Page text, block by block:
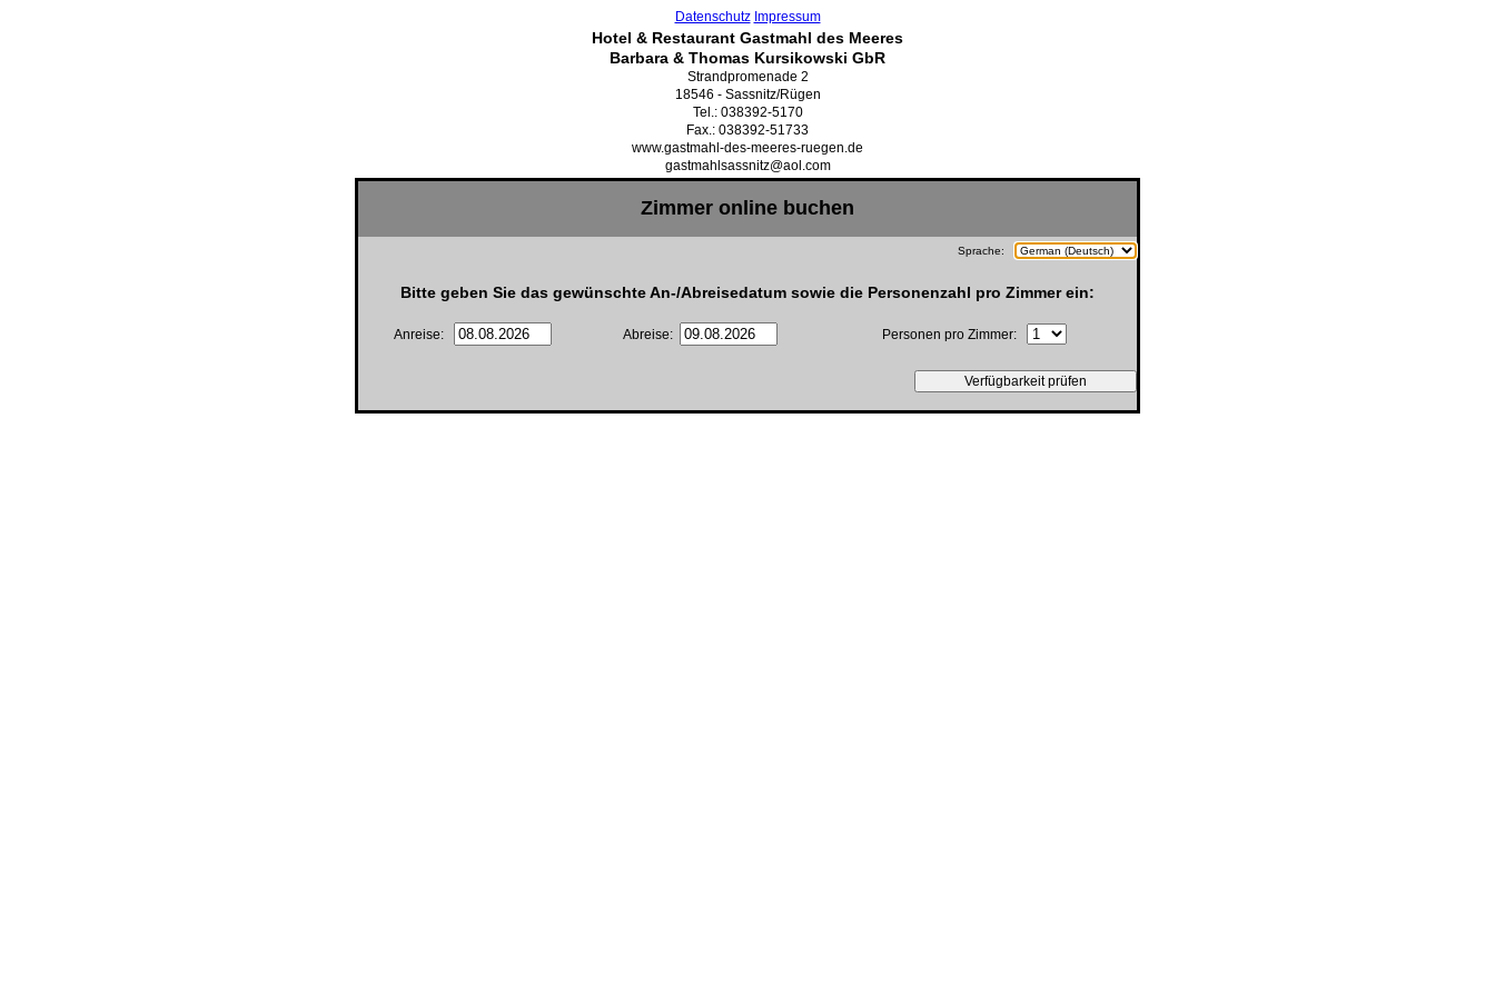
Datenschutz Impressum
Hotel & Restaurant Gastmahl des Meeres
Barbara & Thomas Kursikowski GbR
Strandpromenade 2
18546 - Sassnitz/Rügen
Tel.: 038392-5170
Fax.: 038392-51733
www.gastmahl-des-meeres-ruegen.de
gastmahlsassnitz@aol.com
Zimmer online buchen
Sprache:
Bitte geben Sie das gewünschte An-/Abreisedatum sowie die Personenzahl pro Zimmer ein:
Anreise: Abreise: Personen pro Zimmer: